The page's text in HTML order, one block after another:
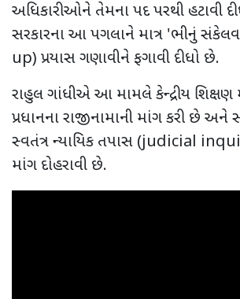
અધિકારીઓને તેમના પદ પરથી હટાવી
સરકારના આ પગલાને માત્ર 'ભીનું
up) પ્રયાસ ગણાવીને ફગાવી દીધો છે.
રાહુલ ગાંધીએ આ મામલે કેન્દ્રીય શિક્ષણ
પ્રધાનના રાજીનામાની માંગ કરી છે અને
સ્વતંત્ર ન્યાયિક તપાસ (judicial
માંગ દોહરાવી છે.